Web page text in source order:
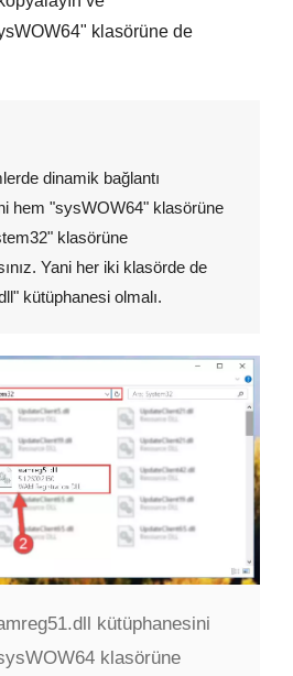
" klasörüne de
dinamik bağlantı
hem "sysWOW64" klasörüne
" klasörüne
Yani her iki klasörde de
" kütüphanesi olmalı.
kütüphanesini
klasörüne